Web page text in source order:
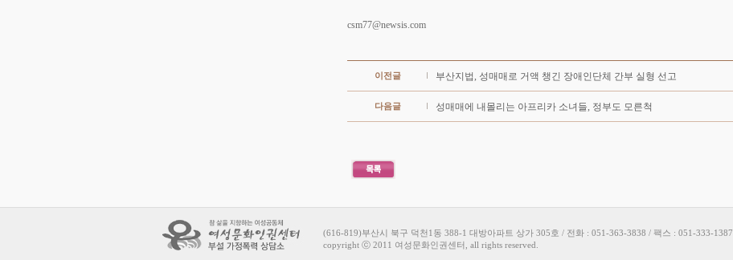
csm77@newsis.com
이전글 부산지법, 성매매로 거액 챙긴 장애인단체 간부 실형 선고
다음글 성매매에 내몰리는 아프리카 소녀들, 정부도 모른척
(616-819)부산시 북구 덕천1동 388-1 대방아파트 상가 305호 / 전화 : 051-363-3838 / 팩스 : 051-333-1387
copyright ⓒ 2011 여성문화인권센터, all rights reserved.